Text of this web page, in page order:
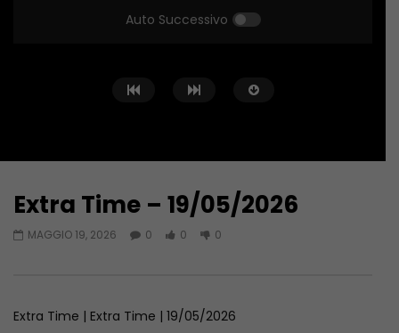
Auto Successivo
Extra Time – 19/05/2026
MAGGIO 19, 2026 0 0 0
Extra Time | Extra Time | 19/05/2026